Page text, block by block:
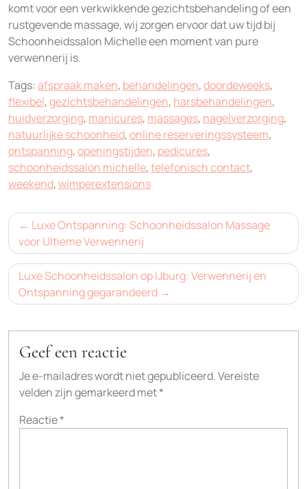
komt voor een verkwikkende gezichtsbehandeling of een
rustgevende massage, wij zorgen ervoor dat uw tijd bij
Schoonheidssalon Michelle een moment van pure
verwennerij is.
Tags: afspraak maken, behandelingen,doordeweeks,
flexibel,gezichtsbehandelingen, harsbehandelingen,
huidverzorging, manicures, massages, nagelverzorging,
natuurlijke schoonheid,online reserveringssysteem,
ontspanning,openingstijden, pedicures,
schoonheidssalon michelle,telefonisch contact,
weekend,wimperextensions
Bericht
navigatie
Luxe Ontspanning: Schoonheidssalon Massage
voor Ultieme Verwennerij
Luxe Schoonheidssalon op IJburg: Verwennerij en
Ontspanning gegarandeerd
Geef een reactie
Je e-mailadres wordt niet gepubliceerd.Vereiste
velden zijn gemarkeerd met*
Reactie*